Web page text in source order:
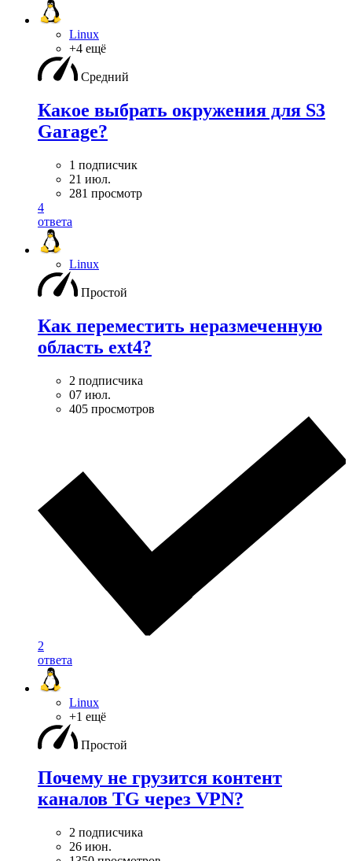
Linux
+4 ещё
Средний
Какое выбрать окружения для S3
Garage?
1 подписчик
21 июл.
281 просмотр
4
ответа
Linux
Простой
Как переместить неразмеченную
область ext4?
2 подписчика
07 июл.
405 просмотров
2
ответа
Linux
+1 ещё
Простой
Почему не грузится контент
каналов TG через VPN?
2 подписчика
26 июн.